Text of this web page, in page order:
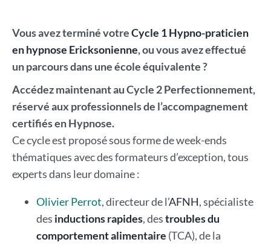
Vous avez terminé votreCycle 1 Hypno-praticien
en hypnose Ericksonienne, ou vous avez effectué
un parcours dans une école équivalente ?
Accédez maintenant au Cycle 2 Perfectionnement,
réservé aux professionnels de l’accompagnement
certifiés en Hypnose.
Ce cycle est proposé sous forme de week-ends
thématiques avec des formateurs d’exception, tous
experts dans leur domaine :
Olivier Perrot, directeur de l’AFNH, spécialiste
des inductions rapides, destroubles du
comportement alimentaire (TCA), de la